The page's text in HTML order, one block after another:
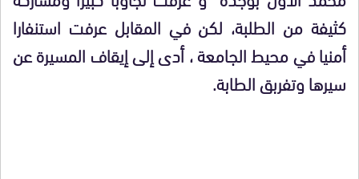
كثيفة من الطلبة، لكن في المقابل عرفت استنفارا
أمنيا في محيط الجامعة ، أدى إلى إيقاف المسيرة عن
سيرها وتفربق الطابة.